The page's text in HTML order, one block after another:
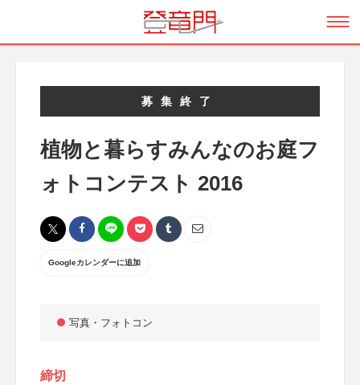
募集終了
植物と暮らすみんなのお庭フ
ォトコンテスト 2016
Googleカレンダーに追加
写真・フォトコン
締切